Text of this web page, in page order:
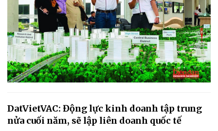
DatVietVAC: Động lực kinh doanh tập trung
nửa cuối năm, sẽ lập liên doanh quốc tế